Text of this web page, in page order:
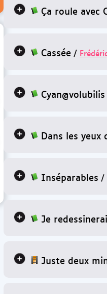
Ça roule avec
Cassée /
Cyan@volubilis
Dans les yeux
Inséparables /
Je
Juste deux